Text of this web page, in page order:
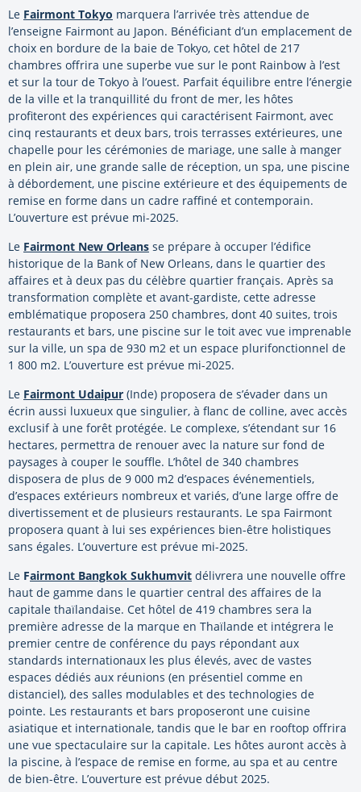
Le Fairmont Tokyo marquera l’arrivée très attendue de
l’enseigne Fairmont au Japon. Bénéficiant d’un emplacement de
choix en bordure de la baie de Tokyo, cet hôtel de 217
chambres offrira une superbe vue sur le pont Rainbow à l’est
et sur la tour de Tokyo à l’ouest. Parfait équilibre entre l’énergie
de la ville et la tranquillité du front de mer, les hôtes
profiteront des expériences qui caractérisent Fairmont, avec
cinq restaurants et deux bars, trois terrasses extérieures, une
chapelle pour les cérémonies de mariage, une salle à manger
en plein air, une grande salle de réception, un spa, une piscine
à débordement, une piscine extérieure et des équipements de
remise en forme dans un cadre raffiné et contemporain.
L’ouverture est prévue mi-2025.
Le Fairmont New Orleans se prépare à occuper l’édifice
historique de la Bank of New Orleans, dans le quartier des
affaires et à deux pas du célèbre quartier français. Après sa
transformation complète et avant-gardiste, cette adresse
emblématique proposera 250 chambres, dont 40 suites, trois
restaurants et bars, une piscine sur le toit avec vue imprenable
sur la ville, un spa de 930 m2 et un espace plurifonctionnel de
1 800 m2. L’ouverture est prévue mi-2025.
Le Fairmont Udaipur (Inde) proposera de s’évader dans un
écrin aussi luxueux que singulier, à flanc de colline, avec accès
exclusif à une forêt protégée. Le complexe, s’étendant sur 16
hectares, permettra de renouer avec la nature sur fond de
paysages à couper le souffle. L’hôtel de 340 chambres
disposera de plus de 9 000 m2 d’espaces événementiels,
d’espaces extérieurs nombreux et variés, d’une large offre de
divertissement et de plusieurs restaurants. Le spa Fairmont
proposera quant à lui ses expériences bien-être holistiques
sans égales. L’ouverture est prévue mi-2025.
Le Fairmont Bangkok Sukhumvit délivrera une nouvelle offre
haut de gamme dans le quartier central des affaires de la
capitale thaïlandaise. Cet hôtel de 419 chambres sera la
première adresse de la marque en Thaïlande et intégrera le
premier centre de conférence du pays répondant aux
standards internationaux les plus élevés, avec de vastes
espaces dédiés aux réunions (en présentiel comme en
distanciel), des salles modulables et des technologies de
pointe. Les restaurants et bars proposeront une cuisine
asiatique et internationale, tandis que le bar en rooftop offrira
une vue spectaculaire sur la capitale. Les hôtes auront accès à
la piscine, à l’espace de remise en forme, au spa et au centre
de bien-être. L’ouverture est prévue début 2025.